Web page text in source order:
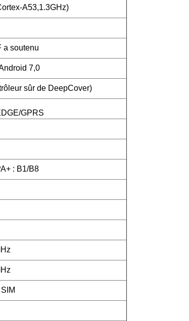
A53,1.3GHz)
a soutenu
7,0
sûr de DeepCover)
GPRS
: B1/B8